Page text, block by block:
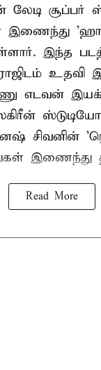
லேடி சூப்பர்
இணைந்து
இந்த
உதவி
எடவன்
சிவனின்
இணைந்து
Read More